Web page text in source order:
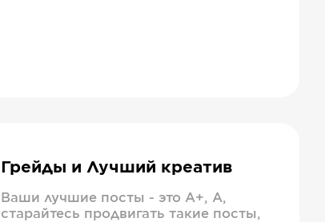
Грейды и Лучший креатив
Ваши лучшие посты - это А+, А,
старайтесь продвигать такие посты,